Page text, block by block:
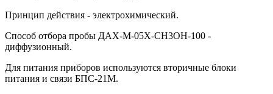
Принцип действия - электрохимический.
Способ отбора пробы ДАХ-М-05Х-CH3OH-100 -
диффузионный.
Для питания приборов используются вторичные блоки
питания и связи БПС-21М.